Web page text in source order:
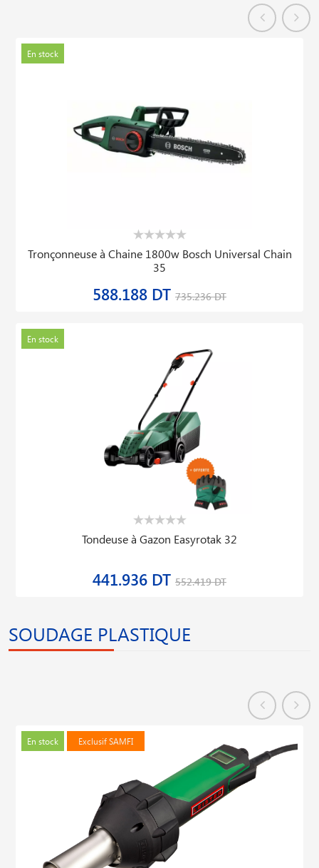
En stock
Tronçonneuse à Chaine 1800w Bosch Universal Chain
35
588.188 DT 735.236 DT
En stock
Tondeuse à Gazon Easyrotak 32
441.936 DT 552.419 DT
SOUDAGE PLASTIQUE
En stock Exclusif SAMFI